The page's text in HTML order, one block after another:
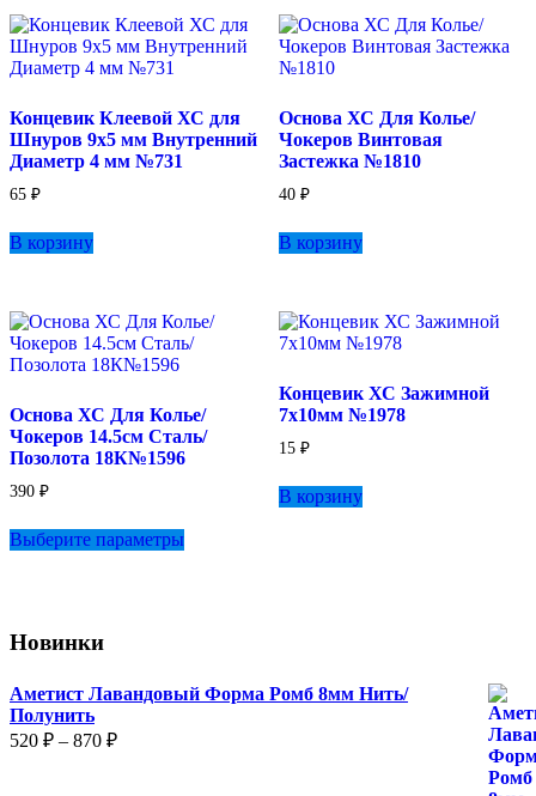
Концевик Клеевой ХС для
Шнуров 9х5 мм Внутренний
Диаметр 4 мм №731
65 ₽
В корзину
Основа ХС Для Колье/
Чокеров Винтовая
Застежка №1810
40 ₽
В корзину
Основа ХС Для Колье/
Чокеров 14.5см Сталь/
Позолота 18К№1596
390 ₽
Выберите параметры
на
Концевик ХС Зажимной
7х10мм №1978
15 ₽
В корзину
Новинки
Аметист Лавандовый Форма Ромб 8мм Нить/
Полунить
520 ₽ – 870 ₽Диапазон